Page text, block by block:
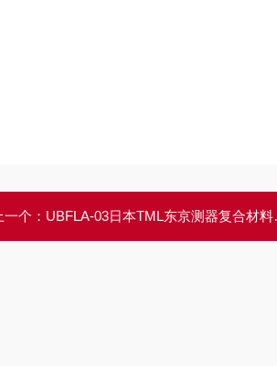
一个： UBFLA-03日本TML东京测器复合材料用小型应变仪